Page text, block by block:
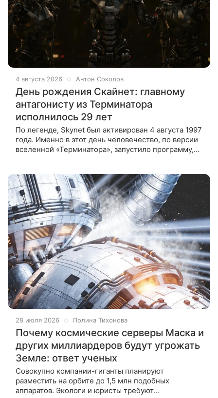
4 августа 2026 Антон Соколов
День рождения Скайнет: главному
антагонисту из Терминатора
исполнилось 29 лет
По легенде, Skynet был активирован 4 августа 1997
года. Именно в этот день человечество, по версии
вселенной «Терминатора», запустило программу,
28 июля 2026 Полина Тихонова
Почему космические серверы Маска и
других миллиардеров будут угрожать
Земле: ответ ученых
Совокупно компании-гиганты планируют
разместить на орбите до 1,5 млн подобных
аппаратов. Экологи и юристы требуют